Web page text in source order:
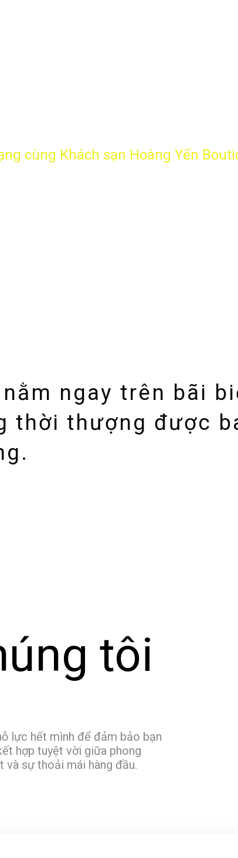
cùng Khách sạn Hoàng Yến
ngay trên bãi
thời thượng được
tôi
lực hết mình để đảm bảo bạn
hợp tuyệt vời giữa phong
sự thoải mái hàng đầu.